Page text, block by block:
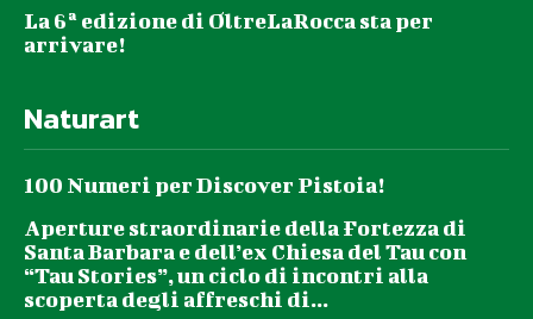
La 6ª edizione di OltreLaRocca sta per
arrivare!
Naturart
100 Numeri per Discover Pistoia!
Aperture straordinarie della Fortezza di
Santa Barbara e dell’ex Chiesa del Tau con
“Tau Stories”, un ciclo di incontri alla
scoperta degli affreschi di...